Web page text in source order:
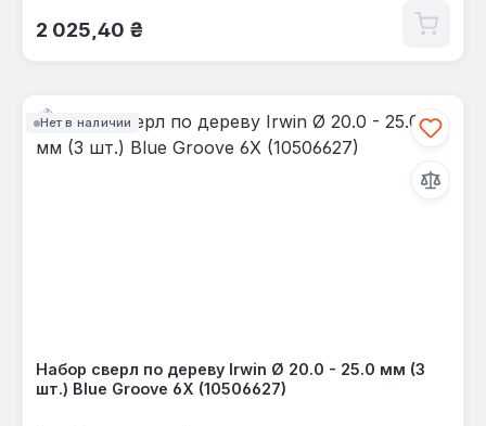
Обычная цена:
2 025,40 ₴
Нет в наличии
Набор сверл по дереву Irwin Ø 20.0 - 25.0 мм (3
шт.) Blue Groove 6X (10506627)